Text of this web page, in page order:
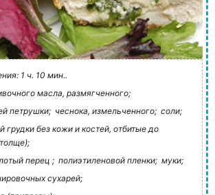
1 ч. 10 мин..
масла, размягченного;
петрушки; чеснока, измельченного; соли;
грудки без кожи и костей, отбитые до
перец ; полиэтиленовой пленки; муки;
сухарей;